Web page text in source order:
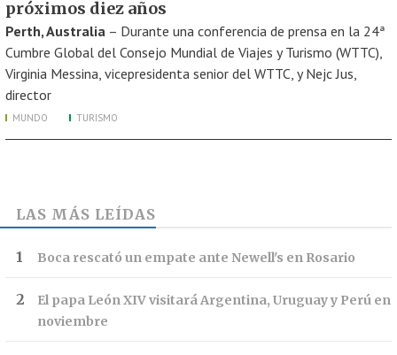
próximos diez años
Perth, Australia – Durante una conferencia de prensa en la 24ª
Cumbre Global del Consejo Mundial de Viajes y Turismo (WTTC),
Virginia Messina, vicepresidenta senior del WTTC, y Nejc Jus,
director
MUNDO TURISMO
LAS MÁS LEÍDAS
Boca rescató un empate ante Newell's en Rosario
El papa León XIV visitará Argentina, Uruguay y Perú en
noviembre